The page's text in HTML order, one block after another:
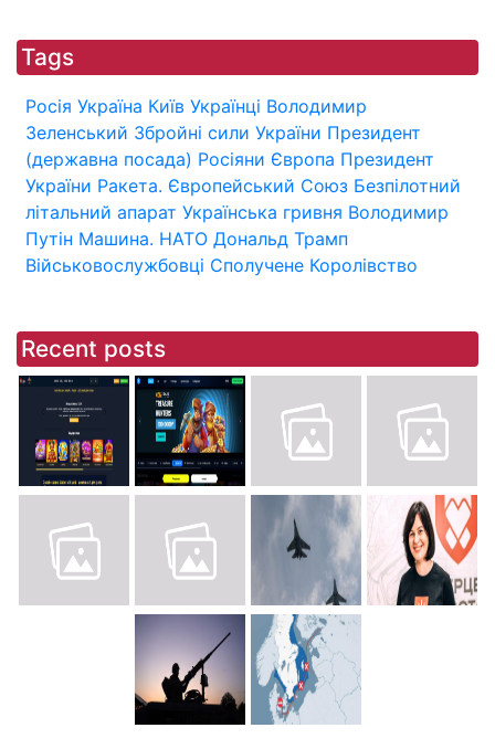
Tags
Росія Україна Київ Українці Володимир
Зеленський Збройні сили України Президент
(державна посада) Росіяни Європа Президент
України Ракета. Європейський Союз Безпілотний
літальний апарат Українська гривня Володимир
Путін Машина. НАТО Дональд Трамп
Військовослужбовці Сполучене Королівство
Recent posts